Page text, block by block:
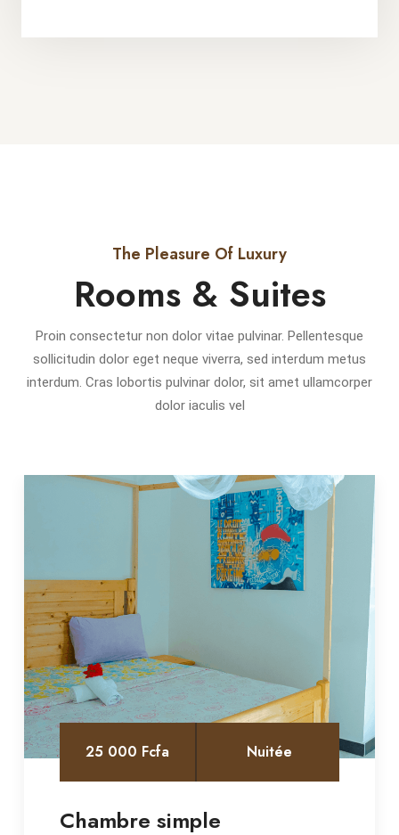
The Pleasure Of Luxury
Rooms & Suites
Proin consectetur non dolor vitae pulvinar. Pellentesque
sollicitudin dolor eget neque viverra, sed interdum metus
interdum. Cras lobortis pulvinar dolor, sit amet ullamcorper
dolor iaculis vel
25 000 Fcfa Nuitée
Chambre simple